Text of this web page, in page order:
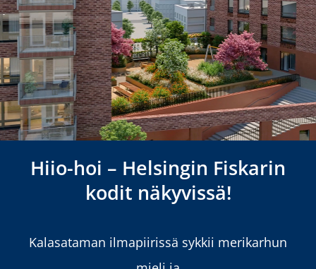
Hiio-hoi – Helsingin Fiskarin
kodit näkyvissä!
Kalasataman ilmapiirissä sykkii merikarhun